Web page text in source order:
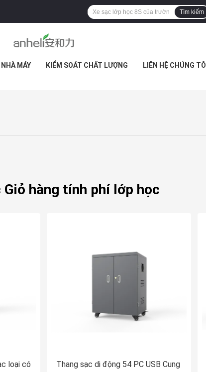
Tìm kiếm
MÁY KIỂM SOÁT CHẤT LƯỢNG LIÊN HỆ CHÚNG TÔI
Giỏ hàng tính phí lớp học
loại có
Thang sạc di động 54 PC USB Cung